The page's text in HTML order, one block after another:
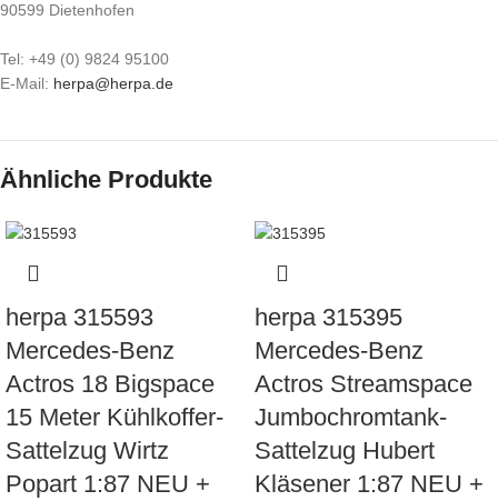
90599 Dietenhofen
Tel: +49 (0) 9824 95100
E-Mail: herpa@herpa.de
Ähnliche Produkte
herpa 315593
Mercedes-Benz
Actros 18 Bigspace
15 Meter Kühlkoffer-
Sattelzug Wirtz
Popart 1:87 NEU +
herpa 315395
Mercedes-Benz
Actros Streamspace
Jumbochromtank-
Sattelzug Hubert
Kläsener 1:87 NEU +